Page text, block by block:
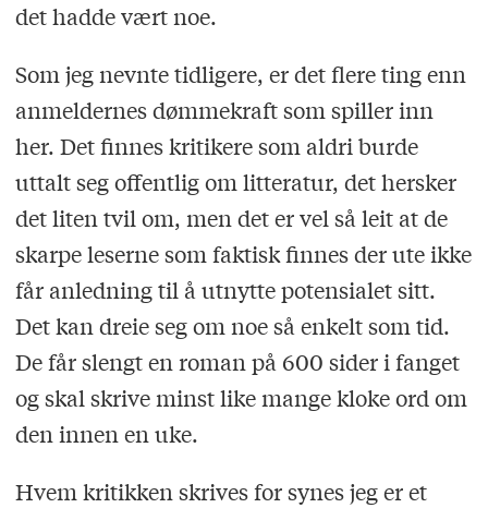
det hadde vært noe.
Som jeg nevnte tidligere, er det flere ting enn
anmeldernes dømmekraft som spiller inn
her. Det finnes kritikere som aldri burde
uttalt seg offentlig om litteratur, det hersker
det liten tvil om, men det er vel så leit at de
skarpe leserne som faktisk finnes der ute ikke
får anledning til å utnytte potensialet sitt.
Det kan dreie seg om noe så enkelt som tid.
De får slengt en roman på 600 sider i fanget
og skal skrive minst like mange kloke ord om
den innen en uke.
Hvem kritikken skrives for synes jeg er et